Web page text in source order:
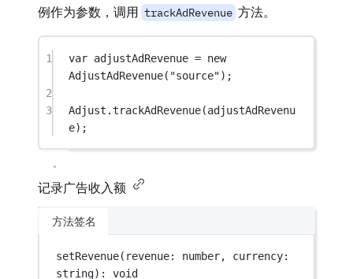
例作为参数，调用 trackAdRevenue 方法。
1 var adjustAdRevenue = new
AdjustAdRevenue( "source");
2
3
Adjust.trackAdRevenue(adjustAdRevenu
e);
记录广告收入额
方法签名
setRevenue(revenue: number, currency:
string): void